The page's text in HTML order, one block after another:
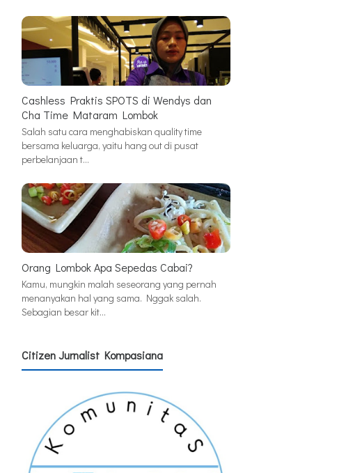
Cashless Praktis SPOTS di Wendys dan
Cha Time Mataram Lombok
Salah satu cara menghabiskan quality time
bersama keluarga, yaitu hang out di pusat
perbelanjaan t…
Orang Lombok Apa Sepedas Cabai?
Kamu, mungkin malah seseorang yang pernah
menanyakan hal yang sama. Nggak salah.
Sebagian besar kit…
Citizen Jurnalist Kompasiana